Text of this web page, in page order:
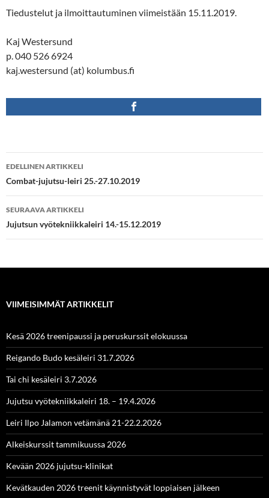
Tiedustelut ja ilmoittautuminen viimeistään 15.11.2019.
Kaj Westersund
p. 040 526 6924
kaj.westersund (at) kolumbus.fi
Artikkelien
selaus
EDELLINEN ARTIKKELI
Combat-jujutsu-leiri 25.-27.10.2019
SEURAAVA ARTIKKELI
Jujutsun vyötekniikkaleiri 14.-15.12.2019
VIIMEISIMMÄT ARTIKKELIT
Kesä 2026 treenipaussi ja peruskurssit elokuussa
Reigando Budo kesäleiri 31.7.2026
Tai chi kesäleiri 3.7.2026
Jujutsu vyötekniikkaleiri 18. – 19.4.2026
Leiri Ilpo Jalamon vetämänä 21-22.2.2026
Alkeiskurssit tammikuussa 2026
Kevään 2026 jujutsu-klinikat
Kevätkauden 2026 treenit käynnistyvät loppiaisen jälkeen